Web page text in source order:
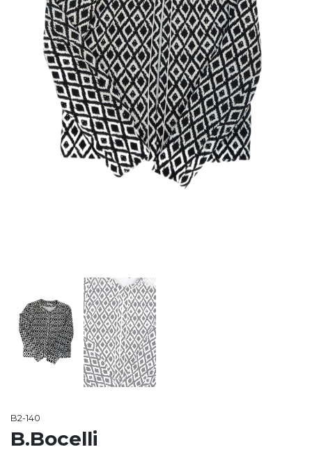
B2-140
B.Bocelli